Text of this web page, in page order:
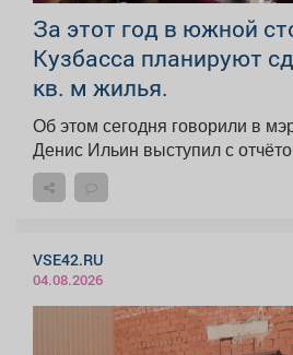
За этот год в южной
Кузбасса планируют
кв. м жилья.
Об этом сегодня говорили в
Денис Ильин выступил с
VSE42.RU
04.08.2026